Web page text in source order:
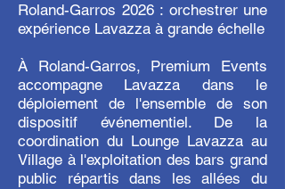
Roland-Garros 2026 : orchestrer une
expérience Lavazza à grande échelle
À Roland-Garros, Premium Events
accompagne Lavazza dans le
déploiement de l'ensemble de son
dispositif événementiel. De la
coordination du Lounge Lavazza au
Village à l'exploitation des bars grand
public répartis dans les allées du